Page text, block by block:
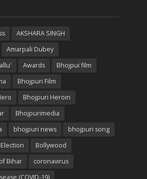
AKSHARA SINGH
Amarpali Dubey
Awards
Bhojpui film
Bhojpuri Film
Bhojpuri Heroin
Bhojpurimedia
bhojpuri news
bhojpuri song
Bollywood
Bihar
coronavirus
(COVID-19)